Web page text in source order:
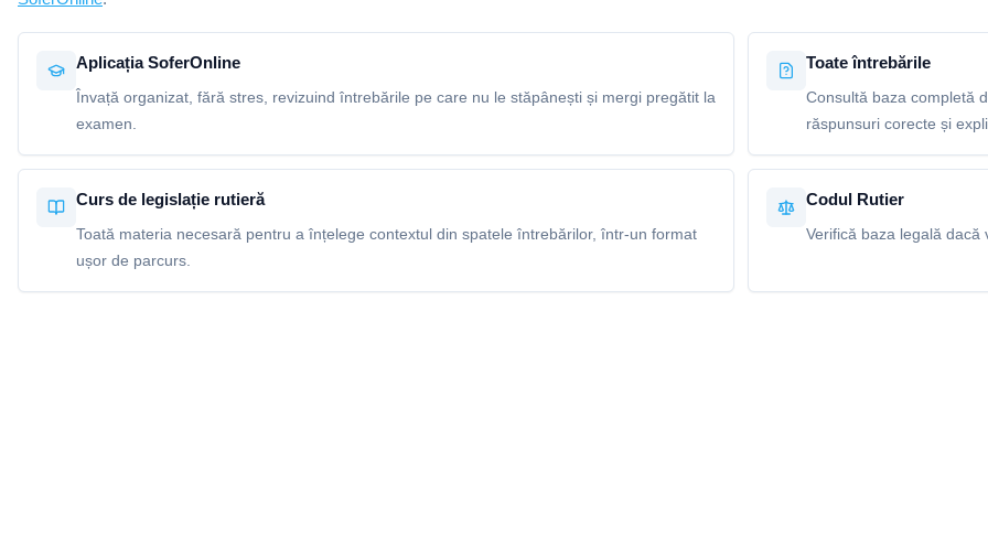
Aplicația SoferOnline
Învață organizat, fără stres, revizuind întrebările pe care nu le stăpânești și mergi pregătit la
examen.
Toate întrebările
Consultă baza completă
răspunsuri corecte și
Curs de legislație rutieră
Toată materia necesară pentru a înțelege contextul din spatele întrebărilor, într-un format
ușor de parcurs.
Codul Rutier
Verifică baza legală dacă